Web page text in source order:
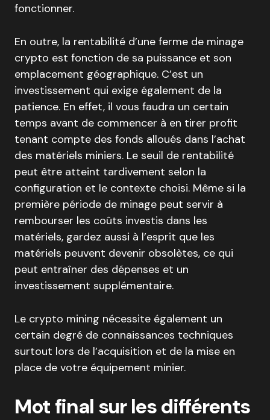
fonctionner.
En outre, la rentabilité d’une ferme de minage
crypto est fonction de sa puissance et son
emplacement géographique. C’est un
investissement qui exige également de la
patience. En effet, il vous faudra un certain
temps avant de commencer à en tirer profit
tenant compte des fonds alloués dans l’achat
des matériels miniers. Le seuil de rentabilité
peut être atteint tardivement selon la
configuration et le contexte choisi. Même si la
première période de minage peut servir à
rembourser les coûts investis dans les
matériels, gardez aussi à l’esprit que les
matériels peuvent devenir obsolètes, ce qui
peut entraîner des dépenses et un
investissement supplémentaire.
Le crypto mining nécessite également un
certain degré de connaissances techniques
surtout lors de l’acquisition et de la mise en
place de votre équipement minier.
Mot final sur les différents